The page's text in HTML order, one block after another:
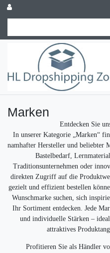
Marken
Entdecken Sie
In unserer Kategorie „Marken“
namhafter Hersteller und beliebter
Bastelbedarf,
Traditionsunternehmen oder
direkten Zugriff auf die
gezielt und effizient bestellen
Wunschmarke suchen, sich
Ihr Sortiment entdecken. Jede
und individuelle Stärken –
attraktives
Profitieren Sie als Händler